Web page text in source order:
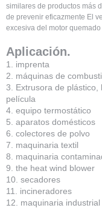
similares de productos más
de prevenir eficazmente El
excesiva del motor quemado
Aplicación.
1. imprenta
2. máquinas de
3. Extrusora de plástico,
película
4. equipo termostático
5. aparatos domésticos
6. colectores de polvo
7. maquinaria textil
8. maquinaria
9. the heat wind blower
10. secadores
11. incineradores
12. maquinaria